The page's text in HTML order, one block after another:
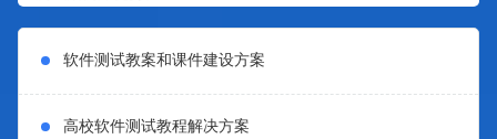
软件测试教案和课件建设方案
高校软件测试教程解决方案